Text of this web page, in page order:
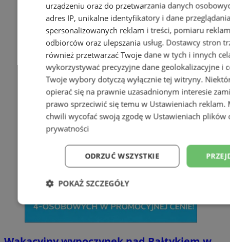
urządzeniu oraz do przetwarzania danych
adres IP, unikalne identyfikatory i dane
spersonalizowanych reklam i treści, pomiaru
odbiorców oraz ulepszania usług. Dostawcy stron
również przetwarzać Twoje dane w tych i innych
wykorzystywać precyzyjne dane geolokalizacyjne i
Twoje wybory dotyczą wyłącznie tej witryny.
opierać się na prawnie uzasadnionym interesie
prawo sprzeciwić się temu w Ustawieniach reklam.
chwili wycofać swoją zgodę w Ustawieniach plików
prywatności
ODRZUĆ WSZYSTKIE
POKAŻ SZCZEGÓŁY
Niezbędne Wydajność